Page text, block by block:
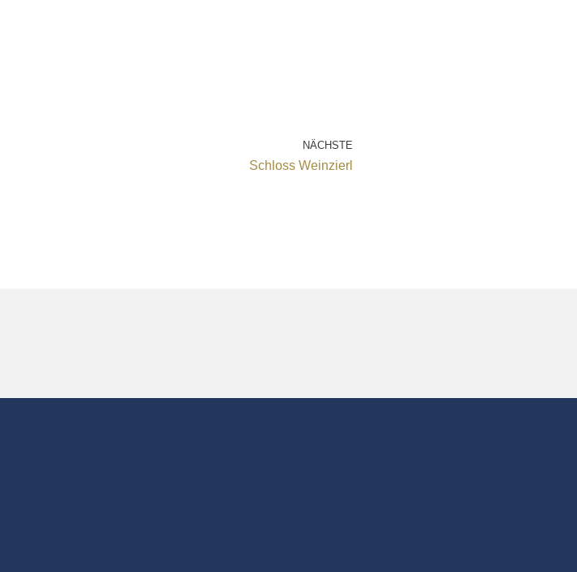
NÄCHSTE
Schloss Weinzierl